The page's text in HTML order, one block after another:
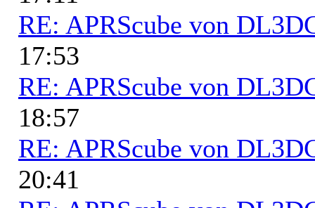
RE: APRScube von
17:53
RE: APRScube von
18:57
RE: APRScube von
20:41